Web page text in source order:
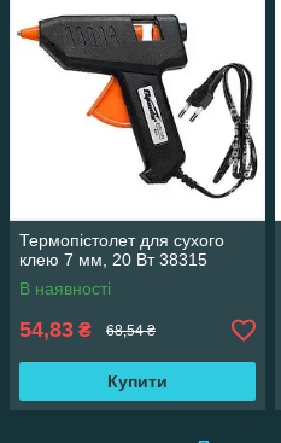
Термопістолет для сухого
клею 7 мм, 20 Вт 38315
В наявності
54,83 ₴ 68,54 ₴
Купити